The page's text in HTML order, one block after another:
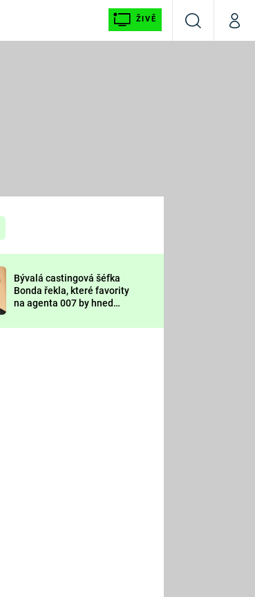
ŽIVĚ
VyhledáváníMůj
Prima LAJK
Sledujte nás
Bývalá castingová šéfka
Bonda řekla, které favority
na agenta 007 by hned